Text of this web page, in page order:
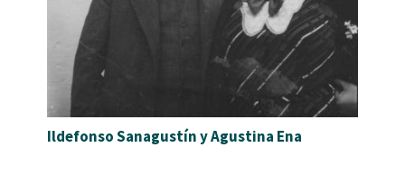
Ildefonso Sanagustín y Agustina Ena